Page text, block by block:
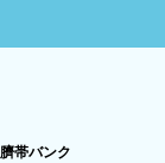
帯バンク